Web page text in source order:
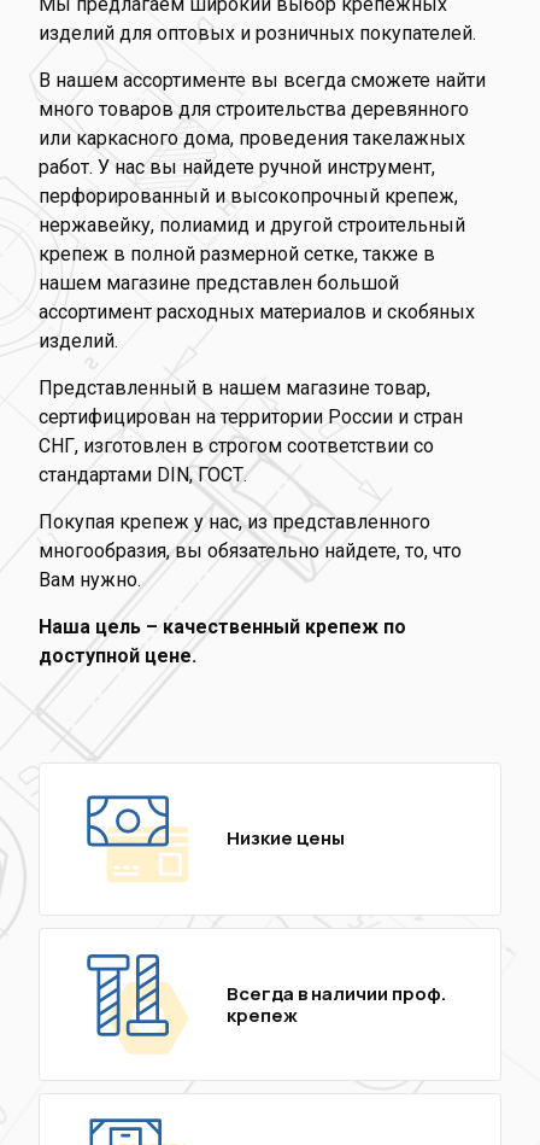
изделий для оптовых и розничных покупателей.
В нашем ассортименте вы всегда сможете найти
много товаров для строительства деревянного
или каркасного дома, проведения такелажных
работ. У нас вы найдете ручной инструмент,
перфорированный и высокопрочный крепеж,
нержавейку, полиамид и другой строительный
крепеж в полной размерной сетке, также в
нашем магазине представлен большой
ассортимент расходных материалов и скобяных
изделий.
Представленный в нашем магазине товар,
сертифицирован на территории России и стран
СНГ, изготовлен в строгом соответствии со
стандартами DIN, ГОСТ.
Покупая крепеж у нас, из представленного
многообразия, вы обязательно найдете, то, что
Вам нужно.
Наша цель – качественный крепеж по
доступной цене.
Низкие цены
Всегда в наличии проф.
крепеж